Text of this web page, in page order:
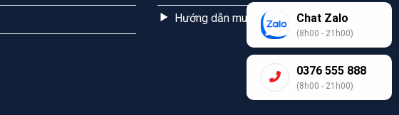
Hướng dẫn mua hàng Chat Zalo
(8h00 - 21h00)
0376 555 888
(8h00 - 21h00)